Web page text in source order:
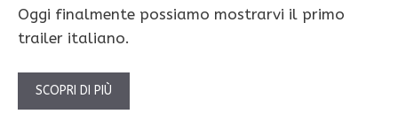
Oggi finalmente possiamo mostrarvi il primo
trailer italiano.
SCOPRI DI PIÙ